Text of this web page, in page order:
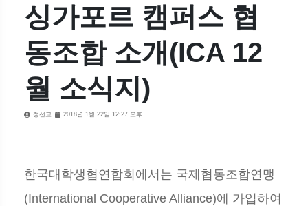
싱가포르 캠퍼스 협
동조합 소개(ICA 12
월 소식지)
정선교 2018년 1월 22일 12:27 오후
한국대학생협연합회에서는 국제협동조합연맹
(International Cooperative Alliance)에 가입하여